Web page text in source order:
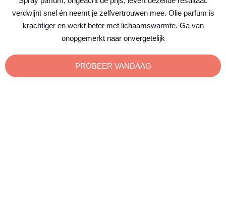
verdwijnt snel én neemt je zelfvertrouwen mee. Olie parfum is
krachtiger en werkt beter met lichaamswarmte. Ga van
onopgemerkt naar onvergetelijk
PROBEER VANDAAG